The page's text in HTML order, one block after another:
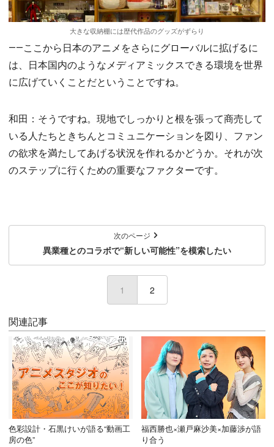
大きな収納棚には歴代作品のグッズがずらり
――ここから日本のアニメをさらにグローバルに拡げるに
は、日本国内のようなメディアミックスできる環境を世界
に広げていくことだということですね。
和田：そうですね。現地でしっかりと根を張って商売して
いる人たちときちんとコミュニケーションを図り、ファン
の欲求を満たしてあげる状況を作れるかどうか。それが次
のステップに行くための重要なファクターです。
次のページ
異業種とのコラボで“新しい可能性”を模索したい
1 (current)
2
関連記事
色彩設計・石黒けいが語る“動画工
房の色”
福西勝也×瀬戸麻沙美×加藤渉が語
り合う